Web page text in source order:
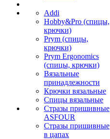
Addi
Hobby&Pro (спицы,
крючки)
Prym (спицы,
крючки)
Prym Ergonomics
(спицы, крючки)
Вязальные
принадлежности
Крючки вязальные
Спицы вязальные
Стразы пришивные
ASFOUR
Стразы пришивные
в цапах